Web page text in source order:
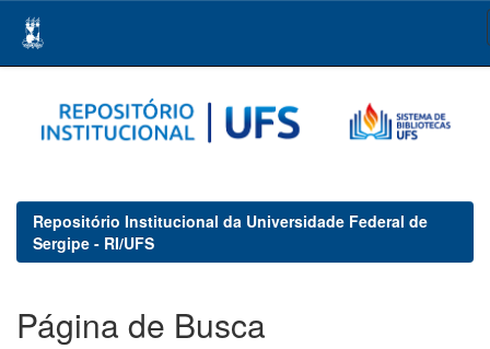
navigation
Repositório Institucional da Universidade Federal de
Sergipe - RI/UFS
Página de Busca